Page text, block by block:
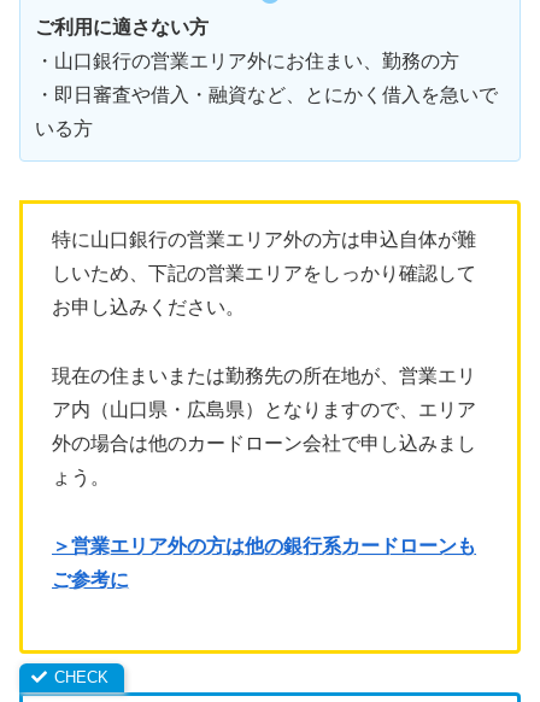
ご利用に適さない方
・山口銀行の営業エリア外にお住まい、勤務の方
・即日審査や借入・融資など、とにかく借入を急いで
いる方
特に山口銀行の営業エリア外の方は申込自体が難
しいため、下記の営業エリアをしっかり確認して
お申し込みください。
現在の住まいまたは勤務先の所在地が、営業エリ
ア内（山口県・広島県）となりますので、エリア
外の場合は他のカードローン会社で申し込みまし
ょう。
＞営業エリア外の方は他の銀行系カードローンも
ご参考に